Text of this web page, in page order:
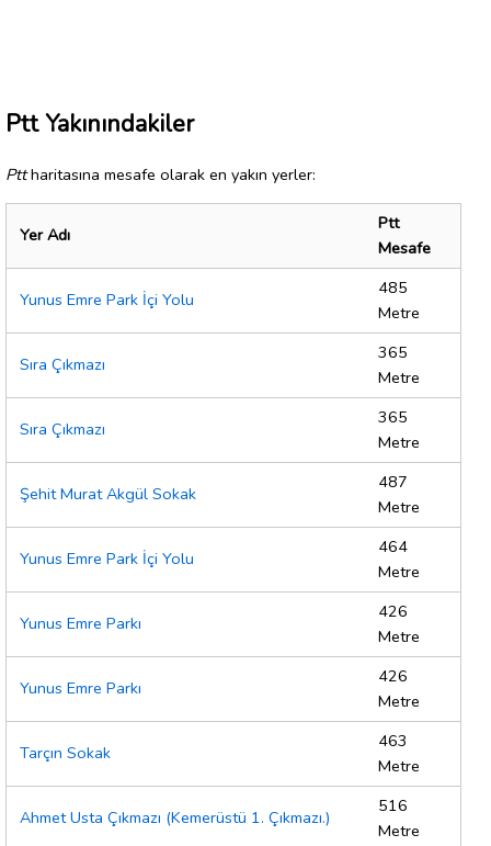
Ptt Yakınındakiler
Pttharitasına mesafe olarak en yakın yerler:
Yer Adı
Ptt
Mesafe
Yunus Emre Park İçi Yolu
485
Metre
Sıra Çıkmazı
365
Metre
Sıra Çıkmazı
365
Metre
Şehit Murat Akgül Sokak
487
Metre
Yunus Emre Park İçi Yolu
464
Metre
Yunus Emre Parkı
426
Metre
Yunus Emre Parkı
426
Metre
Tarçın Sokak
463
Metre
Ahmet Usta Çıkmazı (Kemerüstü 1. Çıkmazı.)
516
Metre